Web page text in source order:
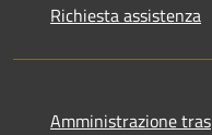
Richiesta assistenza
Amministrazione